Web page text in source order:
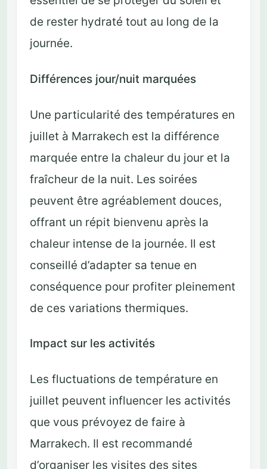
de rester hydraté tout au long de la
journée.
Différences jour/nuit marquées
Une particularité des températures en
juillet à Marrakech est la différence
marquée entre la chaleur du jour et la
fraîcheur de la nuit. Les soirées
peuvent être agréablement douces,
offrant un répit bienvenu après la
chaleur intense de la journée. Il est
conseillé d’adapter sa tenue en
conséquence pour profiter pleinement
de ces variations thermiques.
Impact sur les activités
Les fluctuations de température en
juillet peuvent influencer les activités
que vous prévoyez de faire à
Marrakech. Il est recommandé
d’organiser les visites des sites